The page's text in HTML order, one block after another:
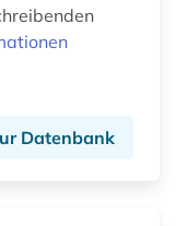
Datenbank